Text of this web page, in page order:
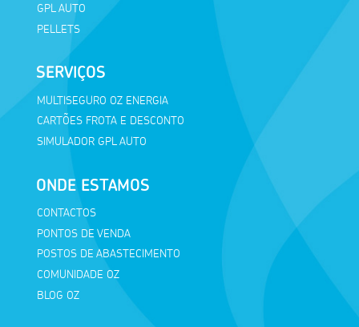
GPL AUTO
PELLETS
SERVIÇOS
MULTISEGURO OZ ENERGIA
CARTÕES FROTA E DESCONTO
SIMULADOR GPL AUTO
ONDE ESTAMOS
CONTACTOS
PONTOS DE VENDA
POSTOS DE ABASTECIMENTO
COMUNIDADE OZ
BLOG OZ